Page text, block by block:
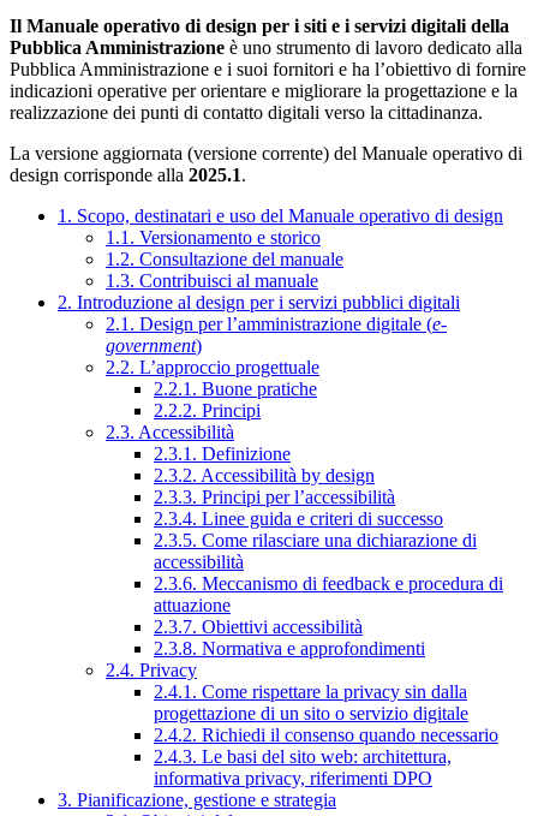
Il Manuale operativo di design per i siti e i servizi digitali della
Pubblica Amministrazione è uno strumento di lavoro dedicato alla
Pubblica Amministrazione e i suoi fornitori e ha l’obiettivo di fornire
indicazioni operative per orientare e migliorare la progettazione e la
realizzazione dei punti di contatto digitali verso la cittadinanza.
La versione aggiornata (versione corrente) del Manuale operativo di
design corrisponde alla 2025.1.
1. Scopo, destinatari e uso del Manuale operativo di design
1.1. Versionamento e storico
1.2. Consultazione del manuale
1.3. Contribuisci al manuale
2. Introduzione al design per i servizi pubblici digitali
2.1. Design per l’amministrazione digitale (e-
government)
2.2. L’approccio progettuale
2.2.1. Buone pratiche
2.2.2. Principi
2.3. Accessibilità
2.3.1. Definizione
2.3.2. Accessibilità by design
2.3.3. Principi per l’accessibilità
2.3.4. Linee guida e criteri di successo
2.3.5. Come rilasciare una dichiarazione di
accessibilità
2.3.6. Meccanismo di feedback e procedura di
attuazione
2.3.7. Obiettivi accessibilità
2.3.8. Normativa e approfondimenti
2.4. Privacy
2.4.1. Come rispettare la privacy sin dalla
progettazione di un sito o servizio digitale
2.4.2. Richiedi il consenso quando necessario
2.4.3. Le basi del sito web: architettura,
informativa privacy, riferimenti DPO
3. Pianificazione, gestione e strategia